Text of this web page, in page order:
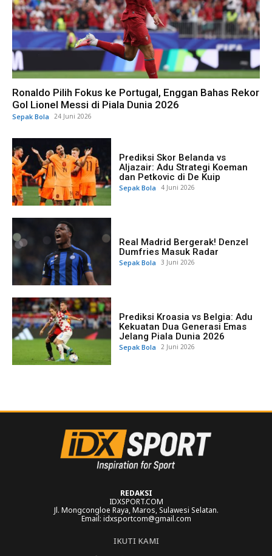
Ronaldo Pilih Fokus ke Portugal, Enggan Bahas Rekor
Gol Lionel Messi di Piala Dunia 2026
Sepak Bola 24 Juni 2026
Prediksi Skor Belanda vs
Aljazair: Adu Strategi Koeman
dan Petkovic di De Kuip
Sepak Bola 4 Juni 2026
Real Madrid Bergerak! Denzel
Dumfries Masuk Radar
Sepak Bola 3 Juni 2026
Prediksi Kroasia vs Belgia: Adu
Kekuatan Dua Generasi Emas
Jelang Piala Dunia 2026
Sepak Bola 2 Juni 2026
REDAKSI
IDXSPORT.COM
Jl. Mongcongloe Raya, Maros, Sulawesi Selatan.
Email: idxsportcom@gmail.com
IKUTI KAMI